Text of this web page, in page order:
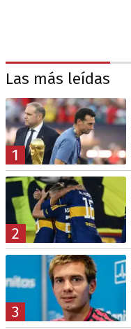
Las más leídas
1
2
3